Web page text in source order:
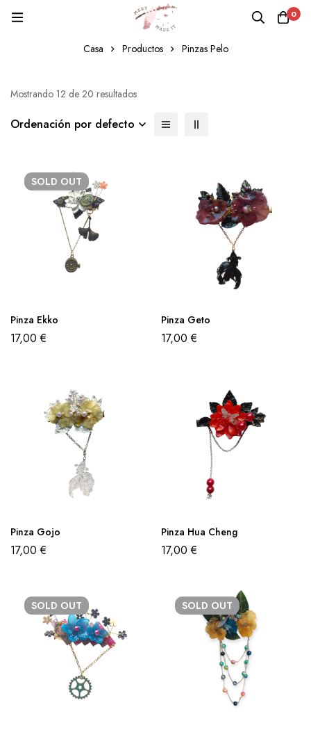
0
Pinzas Pelo
Casa Productos Pinzas Pelo
Mostrando 12 de 20 resultados
Ordenación por defecto
SOLD OUT
Pinza Ekko
17,00€
Pinza Geto
17,00€
Pinza Gojo
17,00€
Pinza Hua Cheng
17,00€
SOLD OUT SOLD OUT